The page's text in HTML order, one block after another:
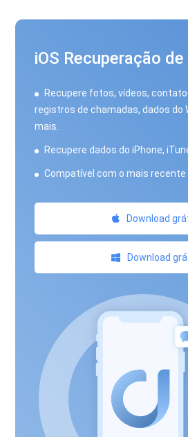
iOS Recuperação
Recupere fotos, vídeos,
registros de chamadas, dados do
mais.
Recupere dados do iPhone,
Compatível com o mais recente
Download
Download